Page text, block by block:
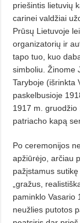
priešintis lietuvių
carinei valdžiai
Prūsų Lietuvoje
organizatorių ir
tapo tuo, kuo
simboliu. Žinome
Taryboje (išrinkta
paskelbusioje
1917 m. gruodžio
patriacho kapą
Po ceremonijos
apžiūrėjo, arčiau
pažįstamus
„gražus,
paminklo Vasario
neužlies putotos